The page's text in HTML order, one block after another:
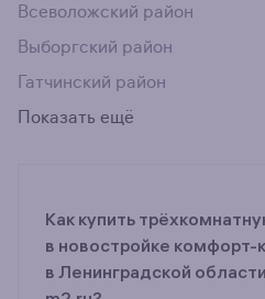
Всеволожский район
Выборгский район
Гатчинский район
Показать ещё
Как купить
в новостройке комфорт-
в Ленинградской